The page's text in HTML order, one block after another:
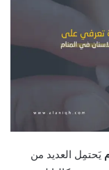
يَحتمِل العديد من